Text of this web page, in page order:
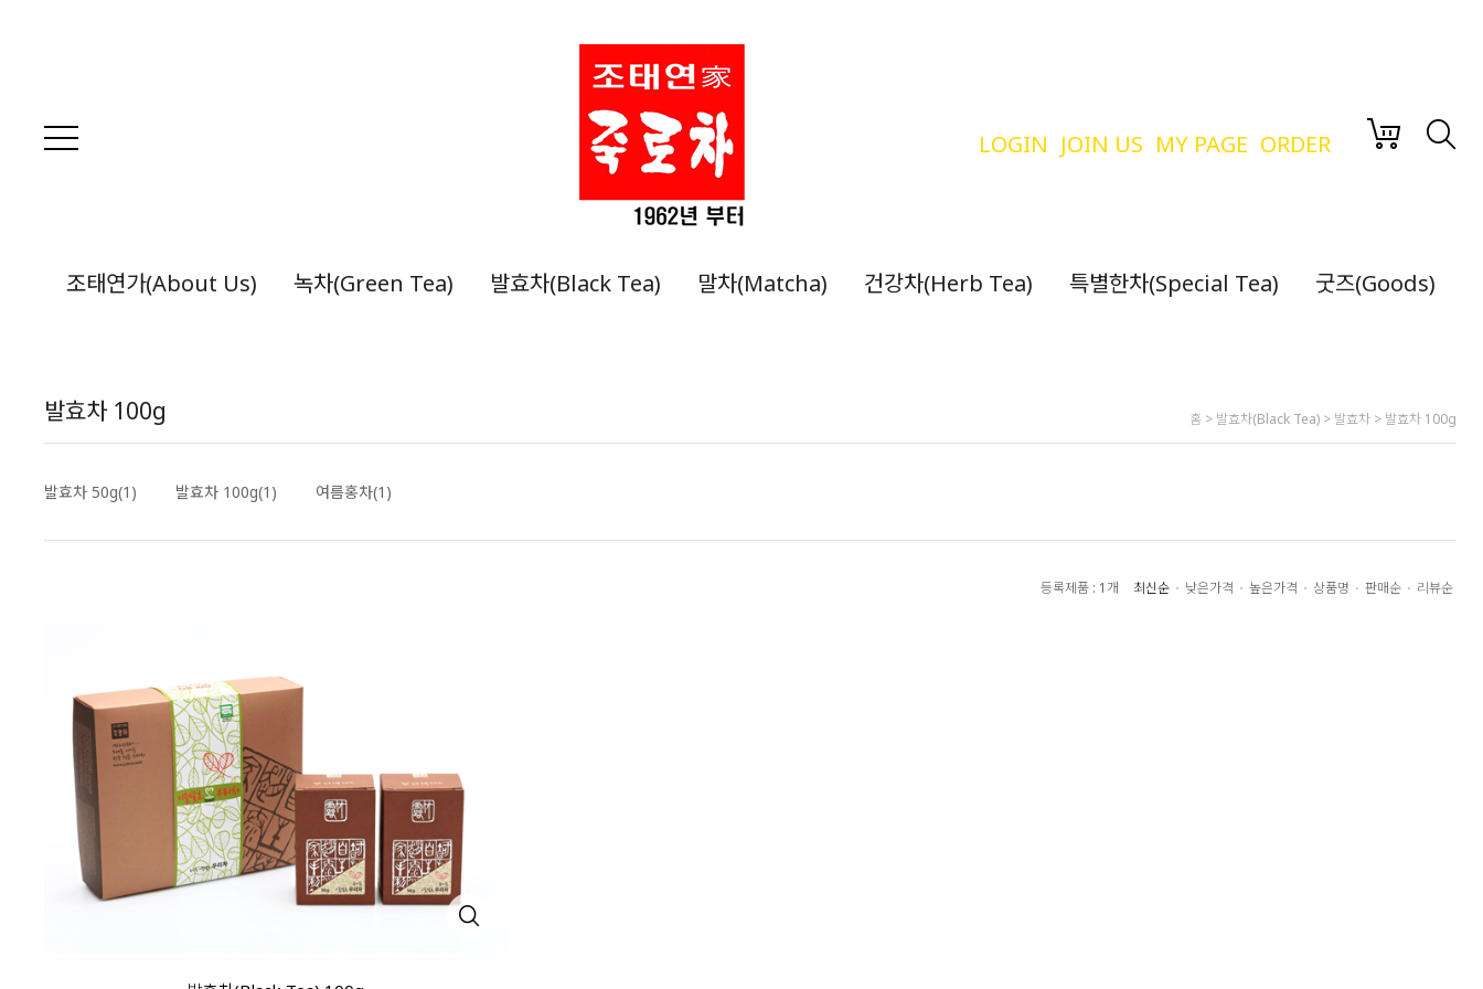
LOGIN JOIN US MY PAGE ORDER
조태연가(About Us) 녹차(Green Tea) 발효차(Black Tea) 말차(Matcha) 건강차(Herb Tea) 특별한차(Special Tea) 굿즈(Goods)
발효차 100g 홈 > 발효차(Black Tea) > 발효차 > 발효차 100g
발효차 50g(1) 발효차 100g(1) 여름홍차(1)
등록제품 : 1개 최신순 낮은가격 높은가격 상품명 판매순 리뷰순